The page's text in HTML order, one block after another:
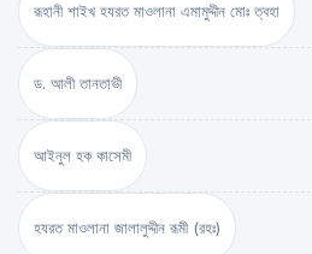
রূহানী শাইখ হযরত মাওলানা এমামুদ্দীন মোঃ ত্বহা
ড. আলী তানতাভী
আইনুল হক কাসেমী
হযরত মাওলানা জালালুদ্দীন রূমী (রহঃ)